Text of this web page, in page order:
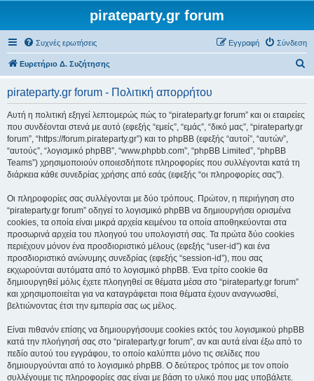
pirateparty.gr forum
Συχνές ερωτήσεις Σύνδεση
Εγγραφή
Ευρετήριο Δ. Συζήτησης
pirateparty.gr forum - Πολιτική απορρήτου
Αυτή η πολιτική εξηγεί λεπτομερώς πώς το “pirateparty.gr forum” και οι εταιρείες
που συνδέονται στενά με αυτό (εφεξής “εμείς”, “εμάς”, “δικό μας”, “pirateparty.gr
forum”, “https://forum.pirateparty.gr”) και το phpBB (εφεξής “αυτοί”, “αυτών”,
“αυτούς”, “λογισμικό phpBB”, “www.phpbb.com”, “phpBB Limited”, “phpBB
Teams”) χρησιμοποιούν οποιεσδήποτε πληροφορίες που συλλέγονται κατά τη
διάρκεια κάθε συνεδρίας χρήσης από εσάς (εφεξής “οι πληροφορίες σας”).
Οι πληροφορίες σας συλλέγονται με δύο τρόπους. Πρώτον, η περιήγηση στο
“pirateparty.gr forum” οδηγεί το λογισμικό phpBB να δημιουργήσει ορισμένα
cookies, τα οποία είναι μικρά αρχεία κειμένου τα οποία αποθηκεύονται στα
προσωρινά αρχεία του πλοηγού του υπολογιστή σας. Τα πρώτα δύο cookies
περιέχουν μόνον ένα προσδιοριστικό μέλους (εφεξής “user-id”) και ένα
προσδιοριστικό ανώνυμης συνεδρίας (εφεξής “session-id”), που σας
εκχωρούνται αυτόματα από το λογισμικό phpBB. Ένα τρίτο cookie θα
δημιουργηθεί μόλις έχετε πλοηγηθεί σε θέματα μέσα στο “pirateparty.gr forum”
και χρησιμοποιείται για να καταγράφεται ποια θέματα έχουν αναγνωσθεί,
βελτιώνοντας έτσι την εμπειρία σας ως μέλος.
Είναι πιθανόν επίσης να δημιουργήσουμε cookies εκτός του λογισμικού phpBB
κατά την πλοήγησή σας στο “pirateparty.gr forum”, αν και αυτά είναι έξω από το
πεδίο αυτού του εγγράφου, το οποίο καλύπτει μόνο τις σελίδες που
δημιουργούνται από το λογισμικό phpBB. Ο δεύτερος τρόπος με τον οποίο
συλλέγουμε τις πληροφορίες σας είναι με βάση το υλικό που μας υποβάλετε.